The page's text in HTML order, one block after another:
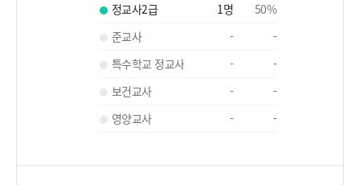
정교사2급
1명 50%
준교사
-
-
특수학교 정교사
-
-
보건교사
-
-
영양교사
- -